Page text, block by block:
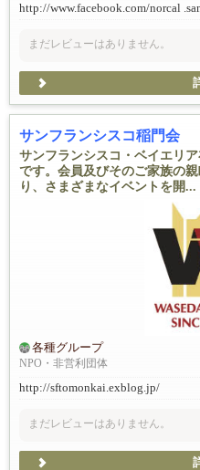
http://www.facebook.com/norcal
まだレビューはありません。
サンフランシスコ稲門会
サンフランシスコ・ベイエリ
です。会員及びそのご家族の
り、さまざまなイベントを開...
各種グループ
NPO・非営利団体
http://sftomonkai.exblog.jp/
まだレビューはありません。